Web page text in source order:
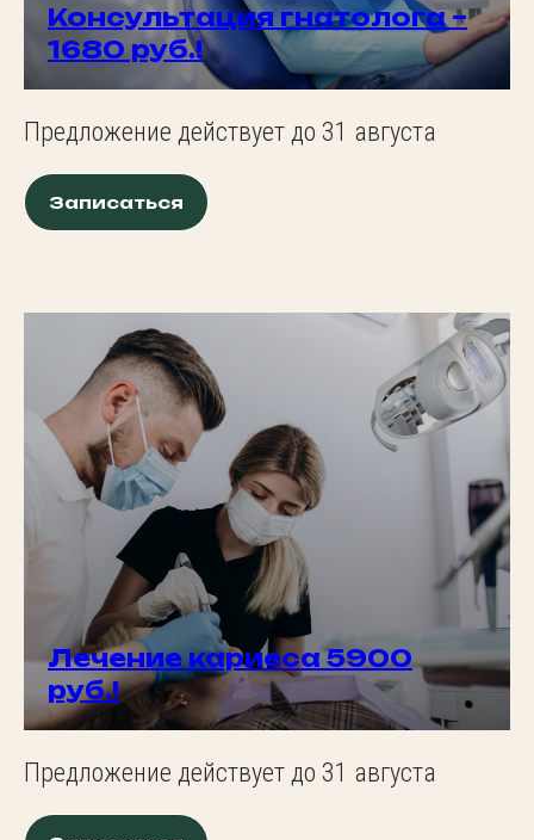
Консультация гнатолога –
1680 руб.!
Предложение действует до 31 августа
Записаться
Лечение кариеса 5900
руб.!
Предложение действует до 31 августа